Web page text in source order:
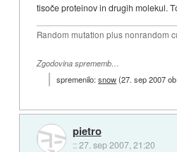
tisoče proteinov in drugih molekul.
Random mutation plus nonrandom
Zgodovina sprememb…
spremenilo:snow(27. sep 2007
pietro
::27. sep 2007, 21:20